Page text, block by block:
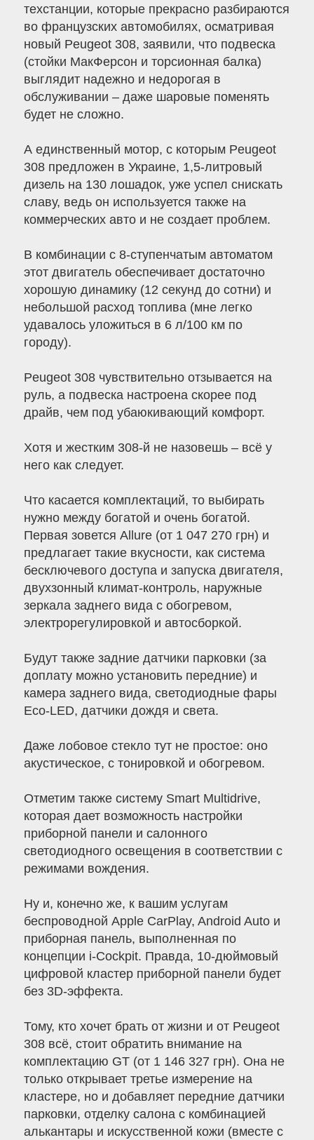
техстанции, которые прекрасно разбираются
во французских автомобилях, осматривая
новый Peugeot 308, заявили, что подвеска
(стойки МакФерсон и торсионная балка)
выглядит надежно и недорогая в
обслуживании – даже шаровые поменять
будет не сложно.
А единственный мотор, с которым Peugeot
308 предложен в Украине, 1,5-литровый
дизель на 130 лошадок, уже успел снискать
славу, ведь он используется также на
коммерческих авто и не создает проблем.
В комбинации с 8-ступенчатым автоматом
этот двигатель обеспечивает достаточно
хорошую динамику (12 секунд до сотни) и
небольшой расход топлива (мне легко
удавалось уложиться в 6 л/100 км по
городу).
Peugeot 308 чувствительно отзывается на
руль, а подвеска настроена скорее под
драйв, чем под убаюкивающий комфорт.
Хотя и жестким 308-й не назовешь – всё у
него как следует.
Что касается комплектаций, то выбирать
нужно между богатой и очень богатой.
Первая зовется Allure (от 1 047 270 грн) и
предлагает такие вкусности, как система
бесключевого доступа и запуска двигателя,
двухзонный климат-контроль, наружные
зеркала заднего вида с обогревом,
электрорегулировкой и автосборкой.
Будут также задние датчики парковки (за
доплату можно установить передние) и
камера заднего вида, светодиодные фары
Eco-LED, датчики дождя и света.
Даже лобовое стекло тут не простое: оно
акустическое, с тонировкой и обогревом.
Отметим также систему Smart Multidrive,
которая дает возможность настройки
приборной панели и салонного
светодиодного освещения в соответствии с
режимами вождения.
Ну и, конечно же, к вашим услугам
беспроводной Apple CarPlay, Android Auto и
приборная панель, выполненная по
концепции i-Cockpit. Правда, 10-дюймовый
цифровой кластер приборной панели будет
без 3D-эффекта.
Тому, кто хочет брать от жизни и от Peugeot
308 всё, стоит обратить внимание на
комплектацию GT (от 1 146 327 грн). Она не
только открывает третье измерение на
кластере, но и добавляет передние датчики
парковки, отделку салона с комбинацией
алькантары и искусственной кожи (вместе с